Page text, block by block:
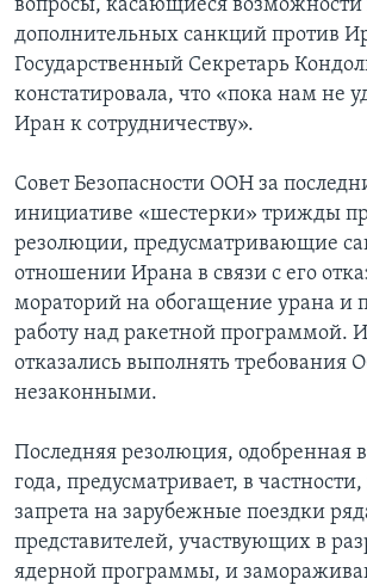
вопросы, касающиеся возможности
дополнительных санкций против
Государственный Секретарь
констатировала, что «пока нам не
Иран к сотрудничеству».
Совет Безопасности ООН за
инициативе «шестерки» трижды
резолюции, предусматривающие
отношении Ирана в связи с его
мораторий на обогащение урана и
работу над ракетной программой.
отказались выполнять требования
незаконными.
Последняя резолюция, одобренная
года, предусматривает, в
запрета на зарубежные поездки
представителей, участвующих в
ядерной программы, и